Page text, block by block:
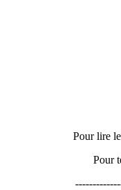
Pour lire
Pour